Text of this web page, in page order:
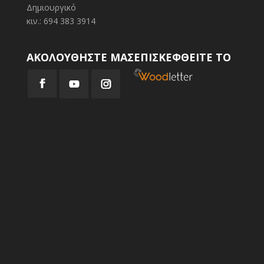
Δημιουργικό
κιν.: 694 383 3914
ΑΚΟΛΟΥΘΗΣΤΕ ΜΑΣΕΠΙΣΚΕΦΘΕΙΤΕ ΤΟ